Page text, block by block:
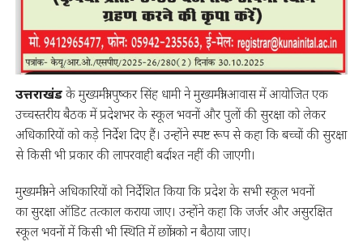
उत्तराखंडके मुख्यमंत्री पुष्कर सिंह धामी ने मुख्यमंत्री आवास में आयोजित एक
उच्चस्तरीय बैठक में प्रदेशभर के स्कूल भवनों और पुलों की सुरक्षा को लेकर
अधिकारियों को कड़े निर्देश दिए हैं। उन्होंने स्पष्ट रूप से कहा कि बच्चों की सुरक्षा
से किसी भी प्रकार की लापरवाही बर्दाश्त नहीं की जाएगी।
मुख्यमंत्री ने अधिकारियों को निर्देशित किया कि प्रदेश के सभी स्कूल भवनों
का सुरक्षा ऑडिट तत्काल कराया जाए। उन्होंने कहा कि जर्जर और असुरक्षित
स्कूल भवनों में किसी भी स्थिति में छात्रों को न बैठाया जाए।